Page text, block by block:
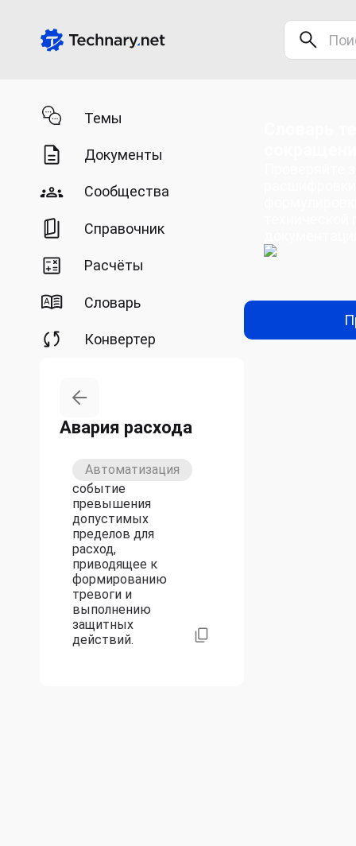
Темы
Документы
Сообщества
Справочник
Расчёты
Словарь
Конвертер
Авария расхода
Автоматизация
событие
превышения
допустимых
пределов для
расход,
приводящее к
формированию
тревоги и
выполнению
защитных
действий.